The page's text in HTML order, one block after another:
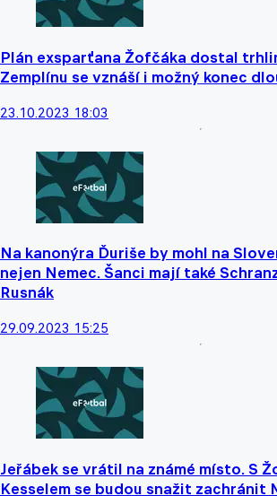
Plán exsparťana Žofčáka dostal
Zemplínu se vznáší i možný konec
23.10.2023 18:03
Na kanonýra Ďuriše by mohl na
nejen Nemec. Šanci mají také
Rusnák
29.09.2023 15:25
Jeřábek se vrátil na známé místo. S
Kesselem se budou snažit zachránit